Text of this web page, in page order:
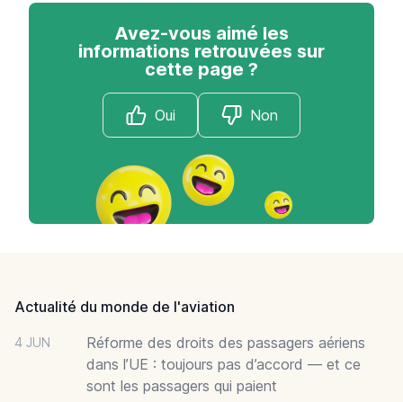
Avez-vous aimé les
informations retrouvées sur
cette page ?
Oui Non
Actualité du monde de l'aviation
4 JUN
Réforme des droits des passagers aériens
dans l’UE : toujours pas d’accord — et ce
sont les passagers qui paient